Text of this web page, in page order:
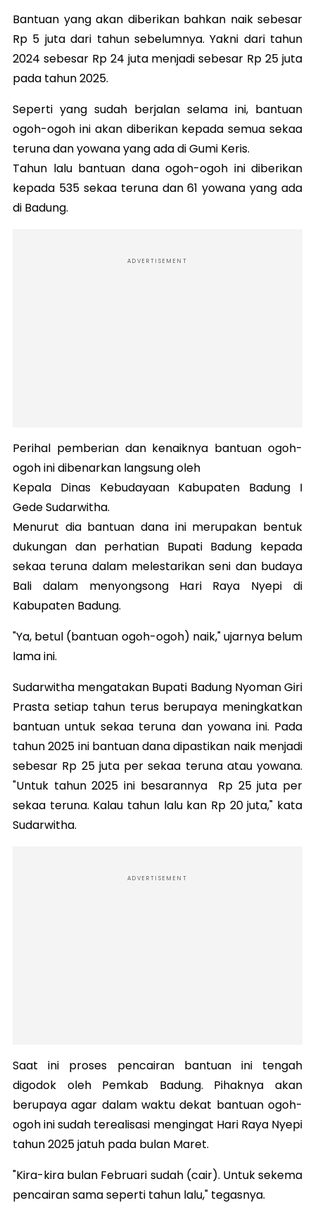
Bantuan yang akan diberikan bahkan naik sebesar
Rp 5 juta dari tahun sebelumnya. Yakni dari tahun
2024 sebesar Rp 24 juta menjadi sebesar Rp 25 juta
pada tahun 2025.
Seperti yang sudah berjalan selama ini, bantuan
ogoh-ogoh ini akan diberikan kepada semua sekaa
teruna dan yowana yang ada di Gumi Keris.
Tahun lalu bantuan dana ogoh-ogoh ini diberikan
kepada 535 sekaa teruna dan 61 yowana yang ada
di Badung.
ADVERTISEMENT
Perihal pemberian dan kenaiknya bantuan ogoh-
ogoh ini dibenarkan langsung oleh
Kepala Dinas Kebudayaan Kabupaten Badung I
Gede Sudarwitha.
Menurut dia bantuan dana ini merupakan bentuk
dukungan dan perhatian Bupati Badung kepada
sekaa teruna dalam melestarikan seni dan budaya
Bali dalam menyongsong Hari Raya Nyepi di
Kabupaten Badung.
"Ya, betul (bantuan ogoh-ogoh) naik," ujarnya belum
lama ini.
Sudarwitha mengatakan Bupati Badung Nyoman Giri
Prasta setiap tahun terus berupaya meningkatkan
bantuan untuk sekaa teruna dan yowana ini. Pada
tahun 2025 ini bantuan dana dipastikan naik menjadi
sebesar Rp 25 juta per sekaa teruna atau yowana.
"Untuk tahun 2025 ini besarannya Rp 25 juta per
sekaa teruna. Kalau tahun lalu kan Rp 20 juta," kata
Sudarwitha.
ADVERTISEMENT
Saat ini proses pencairan bantuan ini tengah
digodok oleh Pemkab Badung. Pihaknya akan
berupaya agar dalam waktu dekat bantuan ogoh-
ogoh ini sudah terealisasi mengingat Hari Raya Nyepi
tahun 2025 jatuh pada bulan Maret.
"Kira-kira bulan Februari sudah (cair). Untuk sekema
pencairan sama seperti tahun lalu," tegasnya.